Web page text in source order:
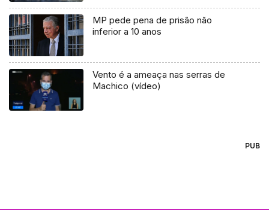
MP pede pena de prisão não
inferior a 10 anos
Vento é a ameaça nas serras de
Machico (vídeo)
PUB